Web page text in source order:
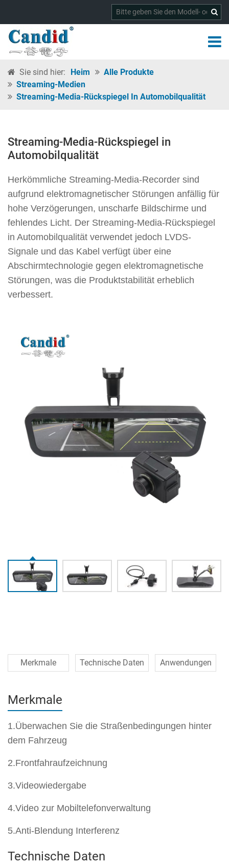
Sie sind hier: Heim
Alle Produkte
Streaming-Medien
Streaming-Media-Rückspiegel In Automobilqualität
Streaming-Media-Rückspiegel in
Automobilqualität
Herkömmliche Streaming-Media-Recorder sind
aufgrund elektromagnetischer Störungen anfällig für
hohe Verzögerungen, unscharfe Bildschirme und
fehlendes Licht. Der Streaming-Media-Rückspiegel
in Automobilqualität verwendet jedoch LVDS-
Signale und das Kabel verfügt über eine
Abschirmtechnologie gegen elektromagnetische
Störungen, was die Produktstabilität erheblich
verbessert.
Merkmale Technische Daten Anwendungen
Merkmale
1.Überwachen Sie die Straßenbedingungen hinter
dem Fahrzeug
2.Frontfahraufzeichnung
3.Videowiedergabe
4.Video zur Mobiltelefonverwaltung
5.Anti-Blendung Interferenz
Technische Daten